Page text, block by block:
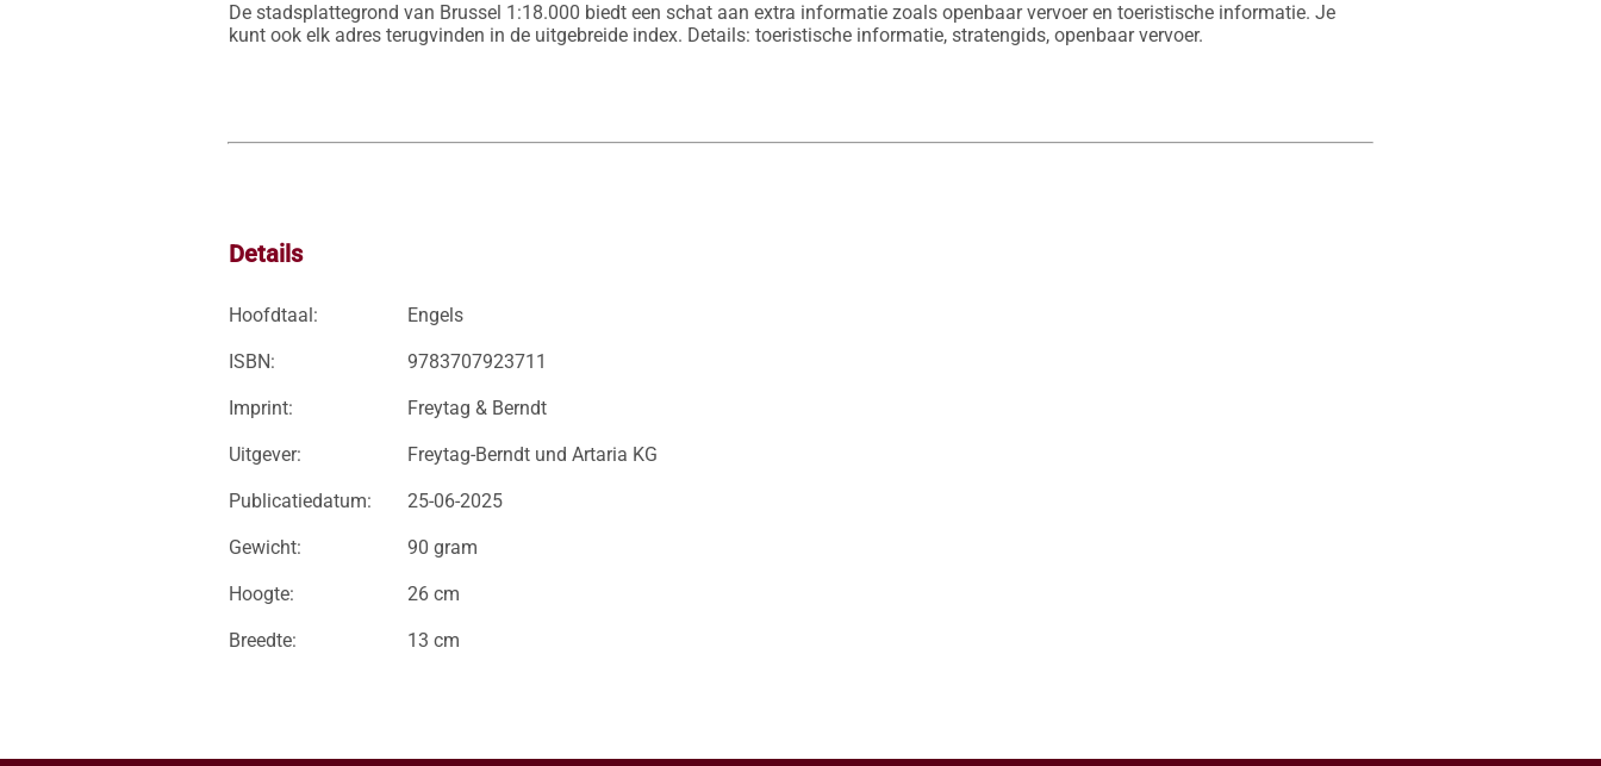
De stadsplattegrond van Brussel 1:18.000 biedt een schat aan extra informatie zoals openbaar vervoer en toeristische informatie. Je
kunt ook elk adres terugvinden in de uitgebreide index. Details: toeristische informatie, stratengids, openbaar vervoer.
Details
Hoofdtaal: Engels
ISBN: 9783707923711
Imprint: Freytag & Berndt
Uitgever: Freytag-Berndt und Artaria KG
Publicatiedatum: 25-06-2025
Gewicht: 90 gram
Hoogte: 26 cm
Breedte: 13 cm